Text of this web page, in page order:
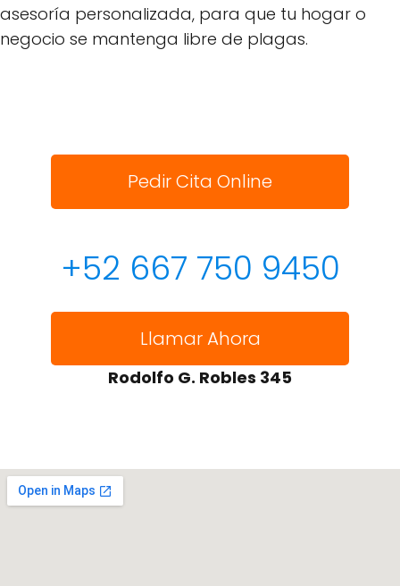
asesoría personalizada, para que tu hogar o
negocio se mantenga libre de plagas.
Pedir Cita Online
+52 667 750 9450
Llamar Ahora
Rodolfo G. Robles 345